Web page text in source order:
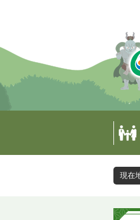
の
で
す
。
ー
ば
し
て
本